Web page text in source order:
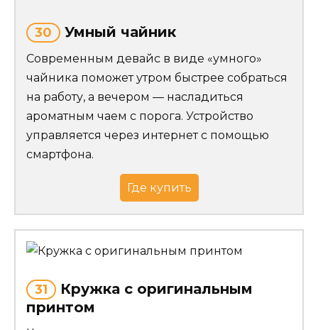
30 Умный чайник
Современным девайс в виде «умного»
чайника поможет утром быстрее собраться
на работу, а вечером — насладиться
ароматным чаем с порога. Устройство
управляется через интернет с помощью
смартфона.
Где купить
31
Кружка с оригинальным
принтом